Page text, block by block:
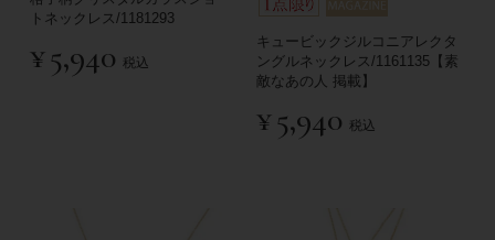
トネックレス/1181293
¥5,940 税込
キュービックジルコニアレクタ
ングルネックレス/1161135【素
敵なあの人 掲載】
¥5,940 税込